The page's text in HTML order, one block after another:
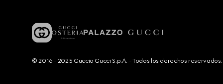
© 2016 - 2025 Guccio Gucci S.p.A. - Todos los derechos